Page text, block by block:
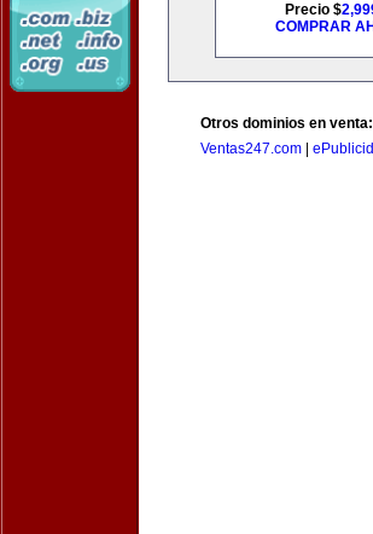
Precio $
COMPRAR
Otros dominios en venta:
Ventas247.com